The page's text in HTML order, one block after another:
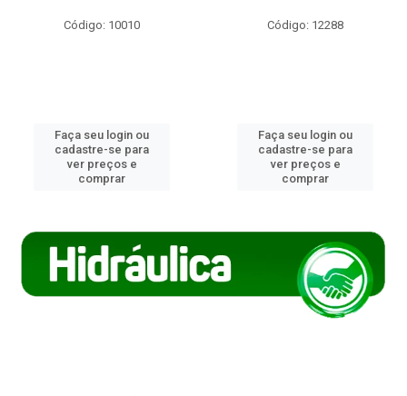
Código: 10010
Faça seu login ou
cadastre-se para
ver preços e
comprar
Código: 12288
Faça seu login ou
cadastre-se para
ver preços e
comprar